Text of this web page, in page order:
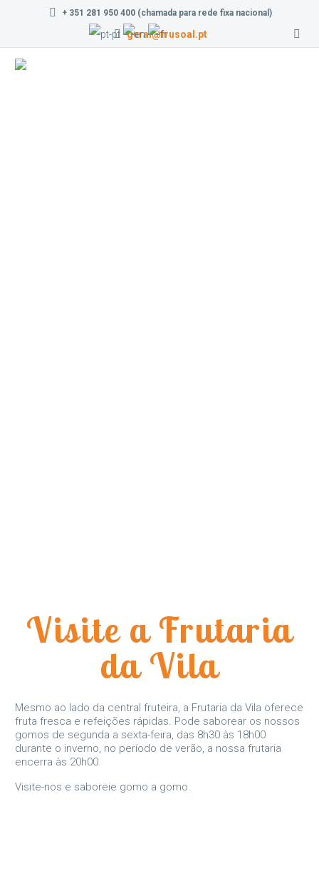
+ 351 281 950 400 (chamada para rede fixa nacional)
geral@frusoal.pt
Visite a Frutaria
da Vila
Mesmo ao lado da central fruteira, a Frutaria da Vila oferece
fruta fresca e refeições rápidas. Pode saborear os nossos
gomos de segunda a sexta-feira, das 8h30 às 18h00
durante o inverno, no período de verão, a nossa frutaria
encerra às 20h00.
Visite-nos e saboreie gomo a gomo.